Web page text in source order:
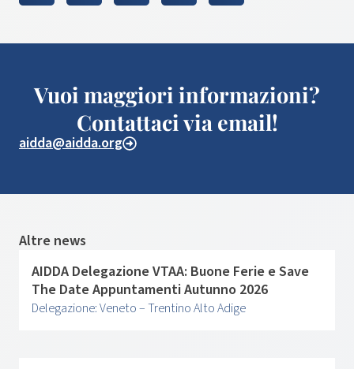
Vuoi maggiori informazioni?
Contattaci via email!
aidda@aidda.org
Altre news
AIDDA Delegazione VTAA: Buone Ferie e Save
The Date Appuntamenti Autunno 2026
Delegazione: Veneto – Trentino Alto Adige